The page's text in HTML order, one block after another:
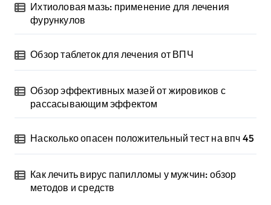
Ихтиоловая мазь: применение для лечения
фурункулов
Обзор таблеток для лечения от ВПЧ
Обзор эффективных мазей от жировиков с
рассасывающим эффектом
Насколько опасен положительный тест на впч 45
Как лечить вирус папилломы у мужчин: обзор
методов и средств